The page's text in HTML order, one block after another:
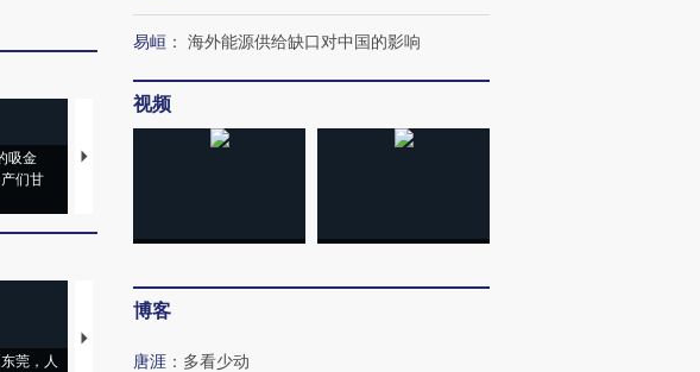
吸金
们甘
马航飞行员跨国走私7万
莞，人
【推广】走进第四届链博
会，让数智科技“链”接产
易峘 ： 海外能源供给缺口对中国的影响
视频
博客
唐涯 ： 多看少动